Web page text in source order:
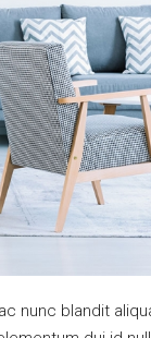
nunc blandit